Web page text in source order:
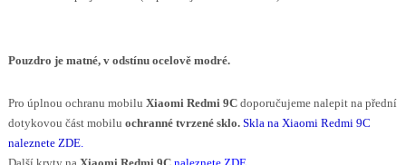
Pouzdro je matné, v odstínu ocelově modré.
Pro úplnou ochranu mobilu Xiaomi Redmi 9C doporučujeme nalepit na přední
dotykovou část mobilu ochranné tvrzené sklo. Skla na Xiaomi Redmi 9C
naleznete ZDE.